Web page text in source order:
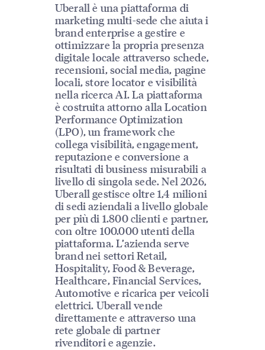
Uberall è una piattaforma di
marketing multi-sede che aiuta i
brand enterprise a gestire e
ottimizzare la propria presenza
digitale locale attraverso schede,
recensioni, social media, pagine
locali, store locator e visibilità
nella ricerca AI. La piattaforma
è costruita attorno alla Location
Performance Optimization
(LPO), un framework che
collega visibilità, engagement,
reputazione e conversione a
risultati di business misurabili a
livello di singola sede. Nel 2026,
Uberall gestisce oltre 1,4 milioni
di sedi aziendali a livello globale
per più di 1.800 clienti e partner,
con oltre 100.000 utenti della
piattaforma. L’azienda serve
brand nei settori Retail,
Hospitality, Food & Beverage,
Healthcare, Financial Services,
Automotive e ricarica per veicoli
elettrici. Uberall vende
direttamente e attraverso una
rete globale di partner
rivenditori e agenzie.